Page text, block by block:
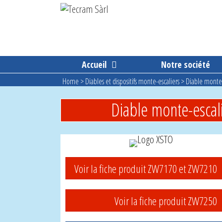
Accueil Notre société
Home >Diables et dispositifs monte-escaliers>Diable
Diable monte-
Voir la fiche produit ZW7170 et ZW7210
Voir la fiche produit ZW7250